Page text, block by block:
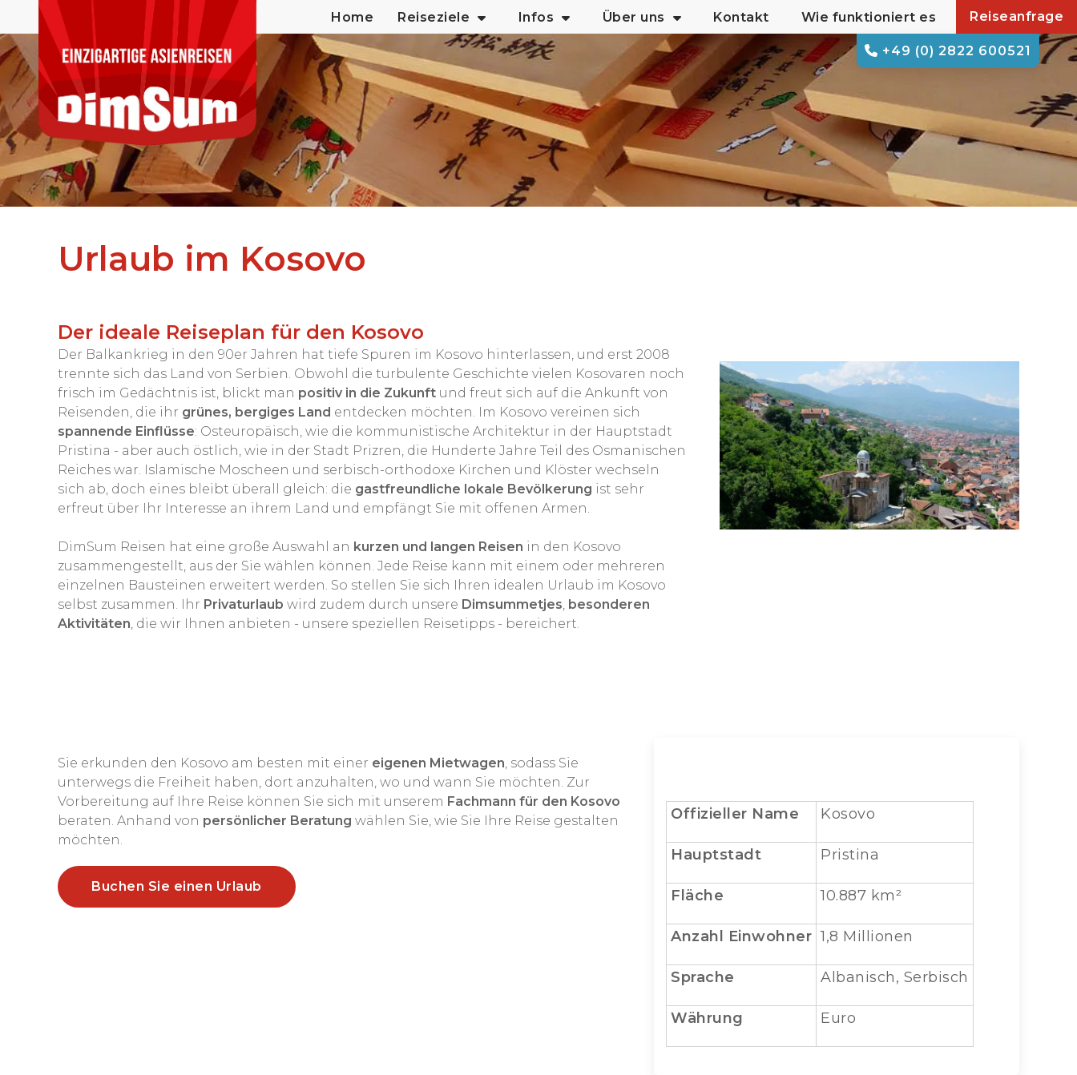
+49 (0) 2822 600521
Home Reiseziele Infos Über uns Kontakt Wie funktioniert es Reiseanfrage
Urlaub im Kosovo
Der ideale Reiseplan für den Kosovo
Der Balkankrieg in den 90er Jahren hat tiefe Spuren im Kosovo hinterlassen, und erst 2008
trennte sich das Land von Serbien. Obwohl die turbulente Geschichte vielen Kosovaren noch
frisch im Gedächtnis ist, blickt man positiv in die Zukunft und freut sich auf die Ankunft von
Reisenden, die ihr grünes, bergiges Land entdecken möchten. Im Kosovo vereinen sich
spannende Einflüsse: Osteuropäisch, wie die kommunistische Architektur in der Hauptstadt
Pristina - aber auch östlich, wie in der Stadt Prizren, die Hunderte Jahre Teil des Osmanischen
Reiches war. Islamische Moscheen und serbisch-orthodoxe Kirchen und Klöster wechseln
sich ab, doch eines bleibt überall gleich: die gastfreundliche lokale Bevölkerung ist sehr
erfreut über Ihr Interesse an ihrem Land und empfängt Sie mit offenen Armen.
DimSum Reisen hat eine große Auswahl an kurzen und langen Reisen in den Kosovo
zusammengestellt, aus der Sie wählen können. Jede Reise kann mit einem oder mehreren
einzelnen Bausteinen erweitert werden. So stellen Sie sich Ihren idealen Urlaub im Kosovo
selbst zusammen. Ihr Privaturlaub wird zudem durch unsere Dimsummetjes, besonderen
Aktivitäten, die wir Ihnen anbieten - unsere speziellen Reisetipps - bereichert.
Sie erkunden den Kosovo am besten mit einer eigenen Mietwagen, sodass Sie
unterwegs die Freiheit haben, dort anzuhalten, wo und wann Sie möchten. Zur
Vorbereitung auf Ihre Reise können Sie sich mit unserem Fachmann für den Kosovo
beraten. Anhand von persönlicher Beratung wählen Sie, wie Sie Ihre Reise gestalten
möchten.
Buchen Sie einen Urlaub
Offizieller Name Kosovo
Hauptstadt Pristina
Fläche 10.887 km²
Anzahl Einwohner 1,8 Millionen
Sprache Albanisch, Serbisch
Währung Euro